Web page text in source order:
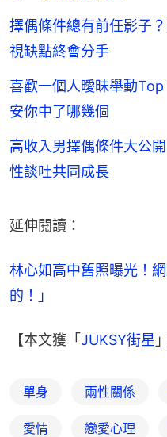
擇偶條件總有前任影子
視缺點終會分手
喜歡一個人曖昧舉動
安你中了哪幾個
高收入男擇偶條件大公
性談吐共同成長
延伸閱讀：
林心如高中舊照曝光！
的！」
【本文獲「JUKSY街星
單身 兩性關係
愛情 戀愛心理